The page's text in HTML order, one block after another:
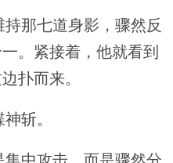
那七道身影，骤然反
。紧接着，他就看到
扑而来。
斩。